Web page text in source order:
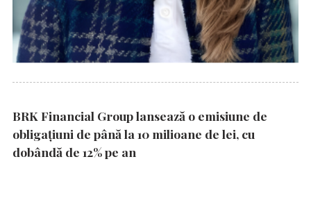
BRK Financial Group lansează o emisiune de
obligațiuni de până la 10 milioane de lei, cu
dobândă de 12% pe an